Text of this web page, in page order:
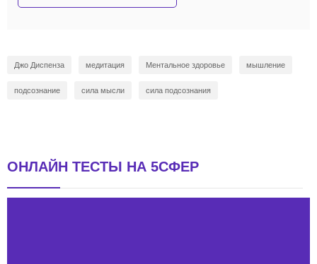
Джо Диспенза медитация Ментальное здоровье мышление
подсознание сила мысли сила подсознания
ОНЛАЙН ТЕСТЫ НА 5СФЕР